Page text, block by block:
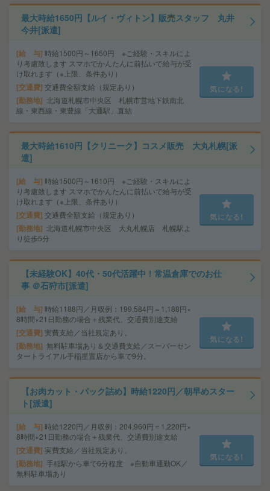
最大時給1650円【ルイ・ヴィトン】販売スタッフ 丸井
今井[派遣]
給 与 時給1500円～1650円 ※ご経験・スキルによ
り考慮致します スマホでかんたんに前払いで給与が受
け取れます（※上限、条件あり）
交通費 交通費全額支給（規定あり）
勤務地
北海道札幌市中央区 札幌市営地下鉄南北
線・東西線・東豊線「大通駅」直結
気になる!
最大時給1610円【クリニーク】コスメ販売 大丸札幌[派
遣]
給 与 時給1500円～1610円 ※ご経験・スキルによ
り考慮致します スマホでかんたんに前払いで給与が受
け取れます（※上限、条件あり）
交通費 交通費全額支給（規定あり）
勤務地
北海道札幌市中央区 大丸札幌店 札幌駅よ
り徒歩5分
気になる!
【未経験OK】40代・50代活躍中！常温倉庫でのお仕
事 ＠石狩市[派遣]
給 与 時給1188円／月収例：199,584円＝1,188円×
8時間×21日勤務の場合＋残業代、交通費別途支給
交通費 実費支給／当社規定あり。
勤務地 無料駐車場あり＆交通費支給／スーパーセン
タートライアル手稲星置店から車で9分。
気になる!
【お肉カット・パック詰め】時給1220円／朝早めスター
ト[派遣]
給 与 時給1220円／月収例：204,960円＝1,220円×
8時間×21日勤務の場合＋残業代、交通費別途支給
交通費 実費支給／当社規定あり。
勤務地 手稲駅から車で6分程度 ※自動車通勤OK／
無料駐車場あり
気になる!